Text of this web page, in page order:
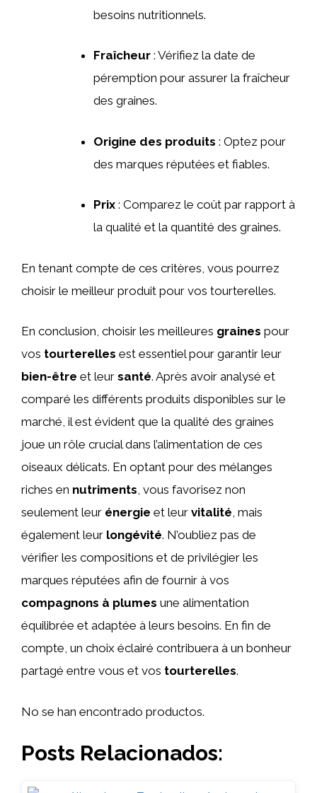
besoins nutritionnels.
Fraîcheur : Vérifiez la date de
péremption pour assurer la fraîcheur
des graines.
Origine des produits : Optez pour
des marques réputées et fiables.
Prix : Comparez le coût par rapport à
la qualité et la quantité des graines.
En tenant compte de ces critères, vous pourrez
choisir le meilleur produit pour vos tourterelles.
En conclusion, choisir les meilleures graines pour
vos tourterelles est essentiel pour garantir leur
bien-être et leur santé. Après avoir analysé et
comparé les différents produits disponibles sur le
marché, il est évident que la qualité des graines
joue un rôle crucial dans l’alimentation de ces
oiseaux délicats. En optant pour des mélanges
riches en nutriments, vous favorisez non
seulement leur énergie et leur vitalité, mais
également leur longévité. N’oubliez pas de
vérifier les compositions et de privilégier les
marques réputées afin de fournir à vos
compagnons à plumes une alimentation
équilibrée et adaptée à leurs besoins. En fin de
compte, un choix éclairé contribuera à un bonheur
partagé entre vous et vos tourterelles.
No se han encontrado productos.
Posts Relacionados: